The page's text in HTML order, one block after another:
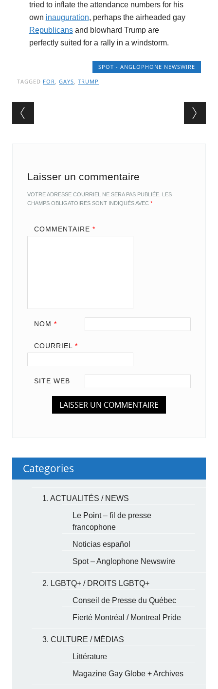
tried to inflate the attendance numbers for his
own inauguration, perhaps the airheaded gay
Republicansand blowhard Trump are
perfectly suited for a rally in a windstorm.
SPOT - ANGLOPHONE NEWSWIRE
TAGGED FOR,GAYS,TRUMP
Post navigation
Laisser un commentaire
VOTRE ADRESSE COURRIEL NE SERA PAS PUBLIÉE. LES
CHAMPS OBLIGATOIRES SONT INDIQUÉS AVEC*
COMMENTAIRE *
NOM *
COURRIEL *
SITE WEB
Categories
1. ACTUALITÉS / NEWS
Le Point – fil de presse
francophone
Noticias español
Spot – Anglophone Newswire
2. LGBTQ+ / DROITS LGBTQ+
Conseil de Presse du Québec
Fierté Montréal / Montreal Pride
3. CULTURE / MÉDIAS
Littérature
Magazine Gay Globe + Archives